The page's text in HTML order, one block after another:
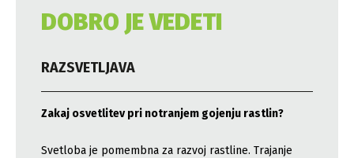
DOBRO JE VEDETI
RAZSVETLJAVA
Zakaj osvetlitev pri notranjem gojenju rastlin?
Svetloba je pomembna za razvoj rastline. Trajanje